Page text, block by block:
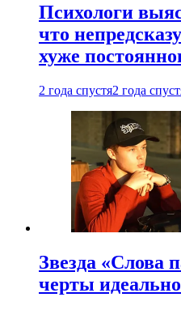
Психологи
что
хуже
2 года спустя2 года
Звезда «Слова
черты